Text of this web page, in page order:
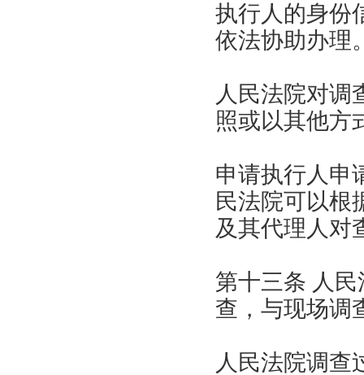
执行人的身份
依法协助办理
人民法院对调
照或以其他方
申请执行人申
民法院可以根
及其代理人对
第十三条 人
查，与现场调
人民法院调查